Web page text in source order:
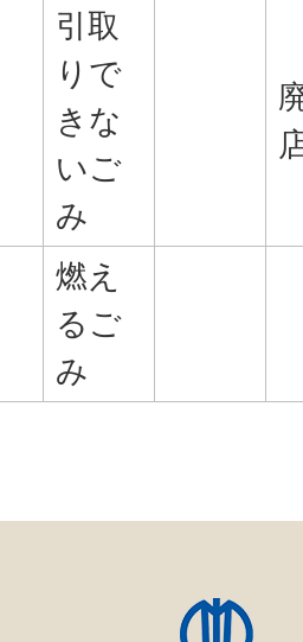
引取
りで
きな
いご
み
燃え
るご
み